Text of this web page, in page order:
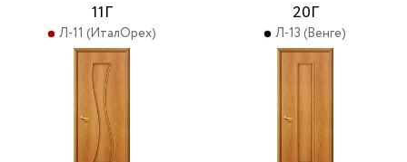
11Г
Л-11 (ИталОрех)
20Г
Л-13 (Венге)